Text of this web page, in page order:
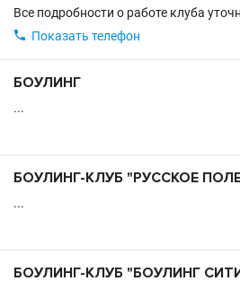
Все подробности о работе клуба
 Показать телефон
БОУЛИНГ
...
БОУЛИНГ-КЛУБ "РУССКОЕ
...
БОУЛИНГ-КЛУБ "БОУЛИНГ